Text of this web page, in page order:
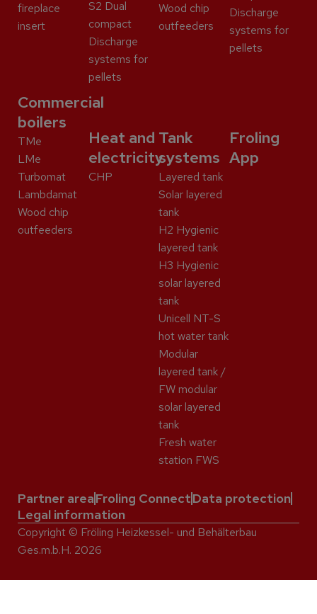
fireplace
insert
S2 Dual
compact
Discharge
systems for
pellets
Wood chip
outfeeders
Discharge
systems for
pellets
Commercial
boilers
TMe
LMe
Turbomat
Lambdamat
Wood chip
outfeeders
Heat and
electricity
CHP
Tank
systems
Layered tank
Solar layered
tank
H2 Hygienic
layered tank
H3 Hygienic
solar layered
tank
Unicell NT-S
hot water tank
Modular
layered tank /
FW modular
solar layered
tank
Fresh water
station FWS
Froling
App
Partner areaFroling ConnectData protection
Legal information
Copyright © Fröling Heizkessel- und Behälterbau
Ges.m.b.H. 2026